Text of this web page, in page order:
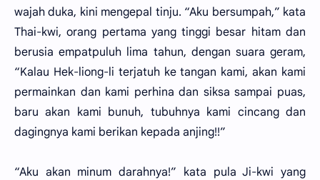
wajah duka, kini mengepal tinju. “Aku bersumpah,” kata
Thai-kwi, orang pertama yang tinggi besar hitam dan
berusia empatpuluh lima tahun, dengan suara geram,
“Kalau Hek-liong-li terjatuh ke tangan kami, akan kami
permainkan dan kami perhina dan siksa sampai puas,
baru akan kami bunuh, tubuhnya kami cincang dan
dagingnya kami berikan kepada anjing!!”
“Aku akan minum darahnya!” kata pula Ji-kwi yang